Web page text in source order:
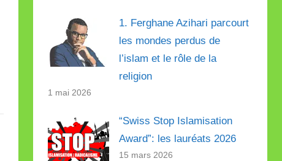
1. Ferghane Azihari parcourt
les mondes perdus de
l’islam et le rôle de la
religion
1 mai 2026
“Swiss Stop Islamisation
Award”: les lauréats 2026
15 mars 2026